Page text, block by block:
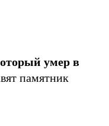
умер в
памятник